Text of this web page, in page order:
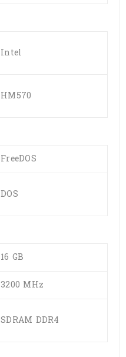
Intel
HM570
FreeDOS
DOS
16 GB
3200 MHz
SDRAM DDR4